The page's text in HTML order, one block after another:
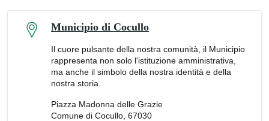
Municipio di Cocullo
Il cuore pulsante della nostra comunità, il Municipio
rappresenta non solo l'istituzione amministrativa,
ma anche il simbolo della nostra identità e della
nostra storia.
Piazza Madonna delle Grazie
Comune di Cocullo, 67030